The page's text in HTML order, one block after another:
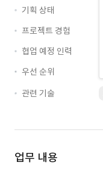
기획 상태
프로젝트 경험
협업 예정 인력
우선 순위
관련 기술
업무 내용